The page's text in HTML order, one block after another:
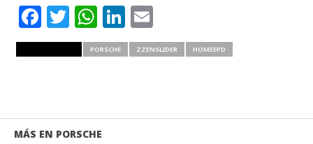
Facebook
Twitter
WhatsApp
LinkedIn
Email
PORSCHE ZZENSLIDER HOMEEPD
MÁS EN PORSCHE